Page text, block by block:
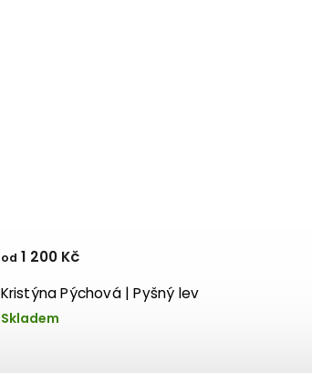
Kristýna Pýchová | Pyšný lev
Skladem
od 1 200 Kč